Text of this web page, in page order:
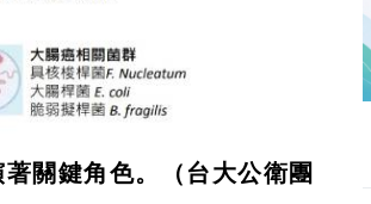
關鍵角色。（台大公衛團